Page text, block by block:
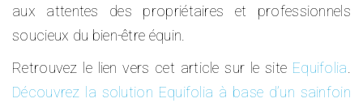
aux attentes des propriétaires et professionnels
soucieux du bien-être équin.
Retrouvez le lien vers cet article sur le site Equifolia
Découvrez la solution Equifolia à base d’un sainfoin